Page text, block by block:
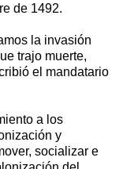
de 1492.
la invasión
trajo muerte,
el mandatario
a los
y
socializar e